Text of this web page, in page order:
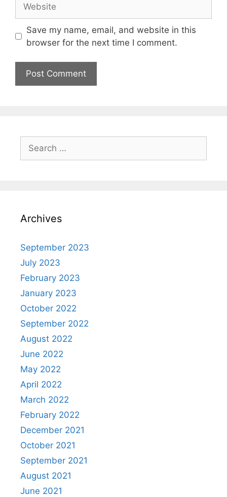
Save my name, email, and website in this
browser for the next time I comment.
Archives
September 2023
July 2023
February 2023
January 2023
October 2022
September 2022
August 2022
June 2022
May 2022
April 2022
March 2022
February 2022
December 2021
October 2021
September 2021
August 2021
June 2021